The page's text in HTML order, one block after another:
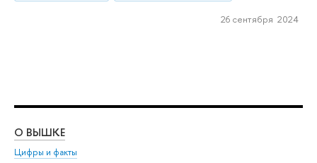
26 сентября 2024
О ВЫШКЕ
Цифры и факты